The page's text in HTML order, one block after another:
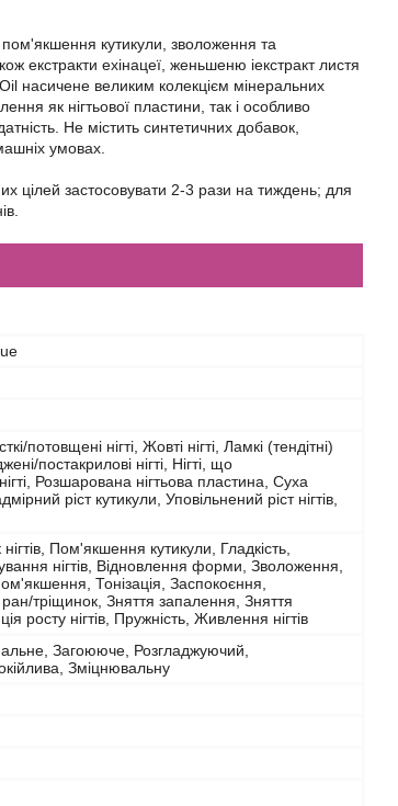
кутикули, зволоження та
екстракти ехінацеї, женьшеню іекстракт листя
насичене великим колекцієм мінеральних
як нігтьової пластини, так і особливо
Не містить синтетичних добавок,
умовах.
цілей застосовувати 2-3 рази на тиждень; для
потовщені нігті, Жовті нігті, Ламкі (тендітні)
постакрилові нігті, Нігті, що
Розшарована нігтьова пластина, Суха
ріст кутикули, Уповільнений ріст нігтів,
Пом'якшення кутикули, Гладкість,
нігтів, Відновлення форми, Зволоження,
Тонізація, Заспокоєння,
тріщинок, Зняття запалення, Зняття
росту нігтів, Пружність, Живлення нігтів
Загоююче, Розгладжуючий,
Зміцнювальну